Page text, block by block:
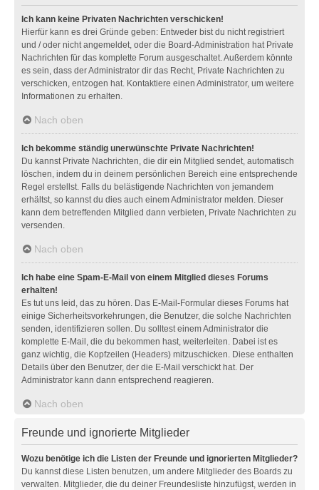
Ich kann keine Privaten Nachrichten verschicken!
Hierfür kann es drei Gründe geben: Entweder bist du nicht registriert
und / oder nicht angemeldet, oder die Board-Administration hat Private
Nachrichten für das komplette Forum ausgeschaltet. Außerdem könnte
es sein, dass der Administrator dir das Recht, Private Nachrichten zu
verschicken, entzogen hat. Kontaktiere einen Administrator, um weitere
Informationen zu erhalten.
Nach oben
Ich bekomme ständig unerwünschte Private Nachrichten!
Du kannst Private Nachrichten, die dir ein Mitglied sendet, automatisch
löschen, indem du in deinem persönlichen Bereich eine entsprechende
Regel erstellst. Falls du belästigende Nachrichten von jemandem
erhältst, so kannst du dies auch einem Administrator melden. Dieser
kann dem betreffenden Mitglied dann verbieten, Private Nachrichten zu
versenden.
Nach oben
Ich habe eine Spam-E-Mail von einem Mitglied dieses Forums
erhalten!
Es tut uns leid, das zu hören. Das E-Mail-Formular dieses Forums hat
einige Sicherheitsvorkehrungen, die Benutzer, die solche Nachrichten
senden, identifizieren sollen. Du solltest einem Administrator die
komplette E-Mail, die du bekommen hast, weiterleiten. Dabei ist es
ganz wichtig, die Kopfzeilen (Headers) mitzuschicken. Diese enthalten
Details über den Benutzer, der die E-Mail verschickt hat. Der
Administrator kann dann entsprechend reagieren.
Nach oben
Freunde und ignorierte Mitglieder
Wozu benötige ich die Listen der Freunde und ignorierten Mitglieder?
Du kannst diese Listen benutzen, um andere Mitglieder des Boards zu
verwalten. Mitglieder, die du deiner Freundesliste hinzufügst, werden in